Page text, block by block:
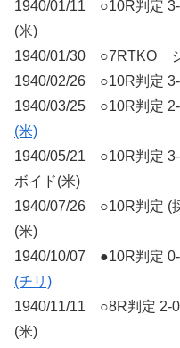
1940/01/11 ○10R判定
(米)
1940/01/30 ○7RTKO
1940/02/26 ○10R判定
1940/03/25 ○10R判定
(米)
1940/05/21 ○10R判定
ボイド(米)
1940/07/26 ○10R判定 (
(米)
1940/10/07 ●10R判定
(チリ)
1940/11/11 ○8R判定 2-
(米)